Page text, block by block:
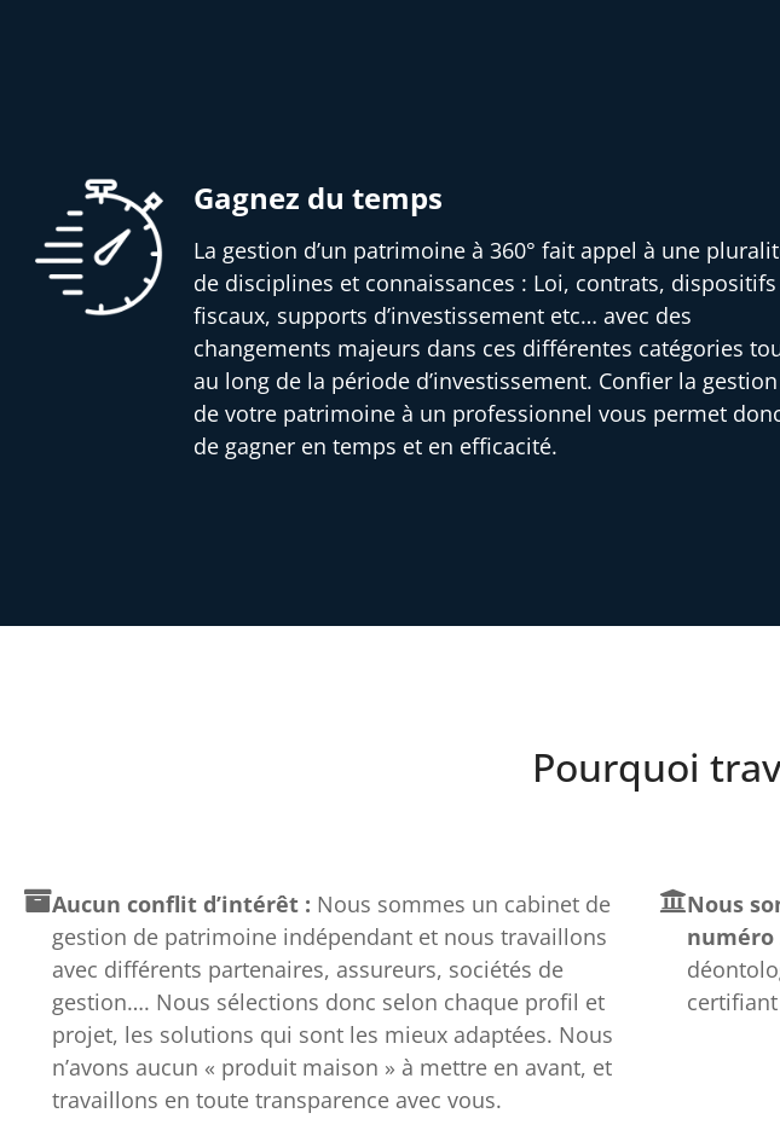
Gagnez du temps
La gestion d’un patrimoine à 360° fait appel à une
de disciplines et connaissances : Loi, contrats, dispositifs
fiscaux, supports d’investissement etc… avec des
changements majeurs dans ces différentes catégories
au long de la période d’investissement. Confier la gestion
de votre patrimoine à un professionnel vous permet
de gagner en temps et en efficacité.
Pourquoi
Aucun conflit d’intérêt : Nous sommes un cabinet de
gestion de patrimoine indépendant et nous travaillons
avec différents partenaires, assureurs, sociétés de
gestion…. Nous sélections donc selon chaque profil et
projet, les solutions qui sont les mieux adaptées. Nous
n’avons aucun « produit maison » à mettre en avant, et
travaillons en toute transparence avec vous.
Nous
numéro